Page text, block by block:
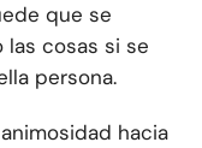
que se
cosas si se
persona.
hacia